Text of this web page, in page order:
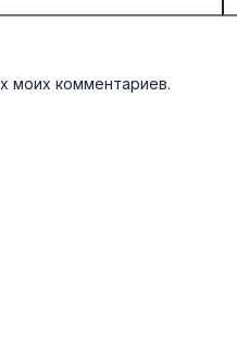
моих комментариев.